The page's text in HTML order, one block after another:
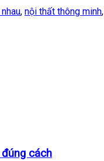
, nội thất thông minh,
cách